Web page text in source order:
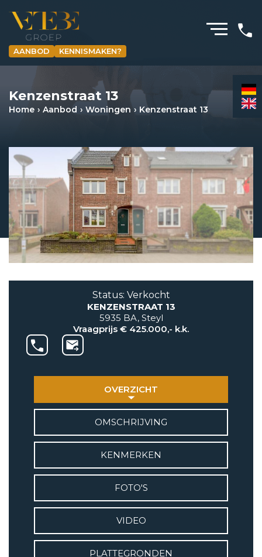
AANBOD KENNISMAKEN?
HOMEPAGINA
WONING­MAKELAARDIJ
HYPOTHEKEN
VERZEKERINGEN
NIEUWS & MEDIA
OVER ONS
REVIEWS
AANBOD
5931 CX Tegelen
info@vetebe.nl
BEL VETEBE
E-MAIL VETEBE
VETEBE INSTAGRAM
VETEBE FACEBOOK
VETEBE LINKEDIN
Kenzenstraat 13
Home Aanbod Woningen Kenzenstraat 13
Status: Verkocht
KENZENSTRAAT 13
5935 BA, Steyl
Vraagprijs € 425.000,- k.k.
OVERZICHT
OMSCHRIJVING
KENMERKEN
FOTO'S
VIDEO
PLATTEGRONDEN